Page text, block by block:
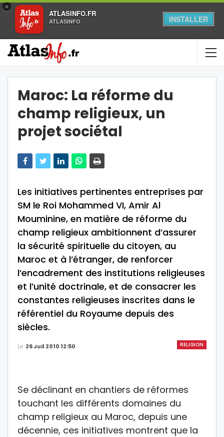
×
ATLASINFO.FR
ATLASINFO INSTALLER
Maroc: La réforme du
champ religieux, un
projet sociétal
Les initiatives pertinentes entreprises par
SM le Roi Mohammed VI, Amir Al
Mouminine, en matière de réforme du
champ religieux ambitionnent d’assurer
la sécurité spirituelle du citoyen, au
Maroc et à l’étranger, de renforcer
l’encadrement des institutions religieuses
et l’unité doctrinale, et de consacrer les
constantes religieuses inscrites dans le
référentiel du Royaume depuis des
siècles.
RELIGION
Le 26 Juil 2010 12:50
Se déclinant en chantiers de réformes
touchant les différents domaines du
champ religieux au Maroc, depuis une
décennie, ces initiatives montrent que la